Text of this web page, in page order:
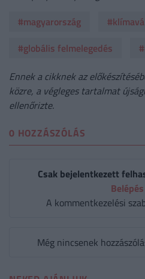
#magyarország
#globális felmelegedés
Ennek a cikknek az
közre, a végleges tartalmat
ellenőrizte.
0 HOZZÁSZÓLÁS
Csak bejelentkezett
A kommentkezelési
Még nincsenek